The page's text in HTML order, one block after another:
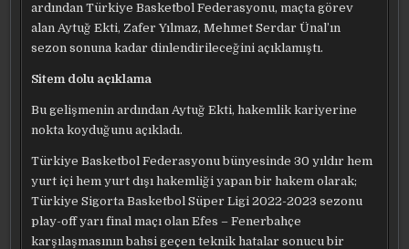
ardından Türkiye Basketbol Federasyonu, maçta görev
alan Aytuğ Ekti, Zafer Yılmaz, Mehmet Serdar Ünal’ın
sezon sonuna kadar dinlendirileceğini açıklamıştı.
Sitem dolu açıklama
Bu gelişmenin ardından Aytuğ Ekti, hakemlik kariyerine
nokta koyduğunu açıkladı.
Türkiye Basketbol Federasyonu bünyesinde 30 yıldır hem
yurt içi hem yurt dışı hakemliği yapan bir hakem olarak;
Türkiye Sigorta Basketbol Süper Ligi 2022-2023 sezonu
play-off yarı final maçı olan Efes – Fenerbahçe
karşılaşmasının bahsi geçen teknik hatalar sonucu bir